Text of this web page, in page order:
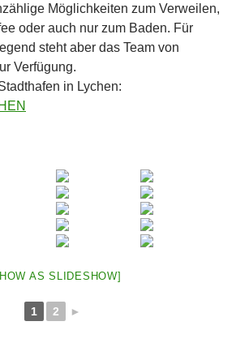
Möglichkeiten zum Verweilen,
oder auch nur zum Baden. Für
steht aber das Team von
Verfügung.
in Lychen:
AS SLIDESHOW]
1 2 ►